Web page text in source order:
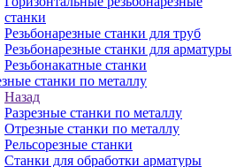
станки
Резьбонарезные станки для труб
Резьбонарезные станки для арматуры
Резьбонакатные станки
станки по металлу
Назад
Разрезные станки по металлу
Отрезные станки по металлу
Рельсорезные станки
Станки для обработки арматуры